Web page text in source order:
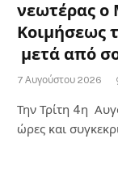
νεωτέρας ο
Κοιμήσεως
μετά από
7 Αυγούστου 2026
Την Τρίτη 4η
ώρες και